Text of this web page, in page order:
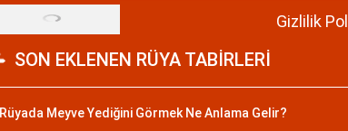
Gizlilik
SON EKLENEN RÜYA TABİRLERİ
Rüyada Meyve Yediğini Görmek Ne Anlama Gelir?